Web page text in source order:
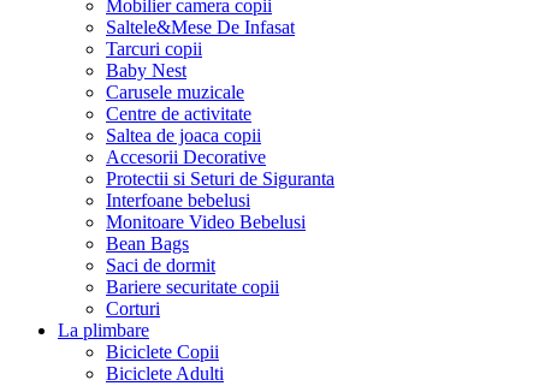
Mobilier camera copii
Saltele&Mese De Infasat
Tarcuri copii
Baby Nest
Carusele muzicale
Centre de activitate
Saltea de joaca copii
Accesorii Decorative
Protectii si Seturi de Siguranta
Interfoane bebelusi
Monitoare Video Bebelusi
Bean Bags
Saci de dormit
Bariere securitate copii
Corturi
La plimbare
Biciclete Copii
Biciclete Adulti